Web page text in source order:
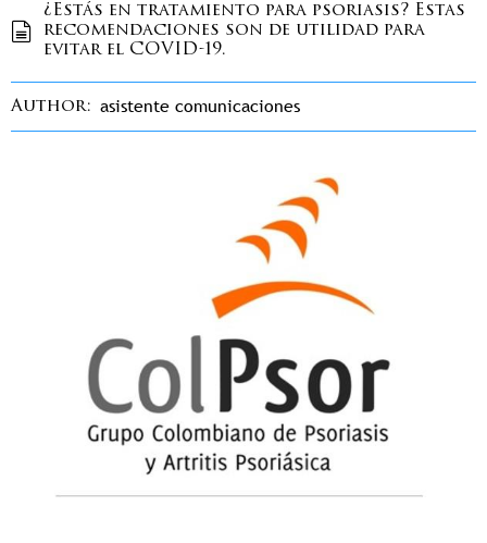
¿Estás en tratamiento para psoriasis? Estas
recomendaciones son de utilidad para
evitar el COVID-19.
Author asistente comunicaciones